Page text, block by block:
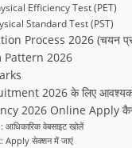
Efficiency Test (PET)
Standard Test (PST)
Process 2026 (चयन
Pattern 2026
2026 के लिए
2026 Online Apply
वेबसाइट खोलें
Apply सेक्शन में जाएं